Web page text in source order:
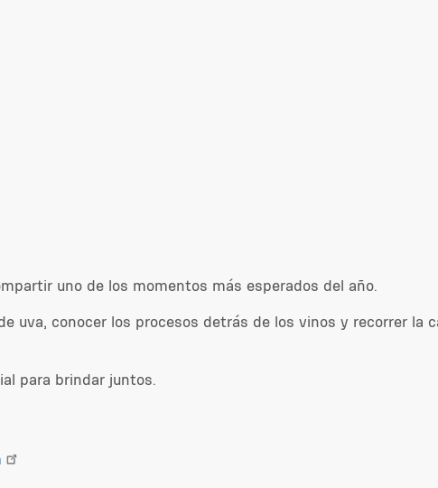
uno de los momentos más esperados del año.
uva, conocer los procesos detrás de los vinos y recorrer la
para brindar juntos.